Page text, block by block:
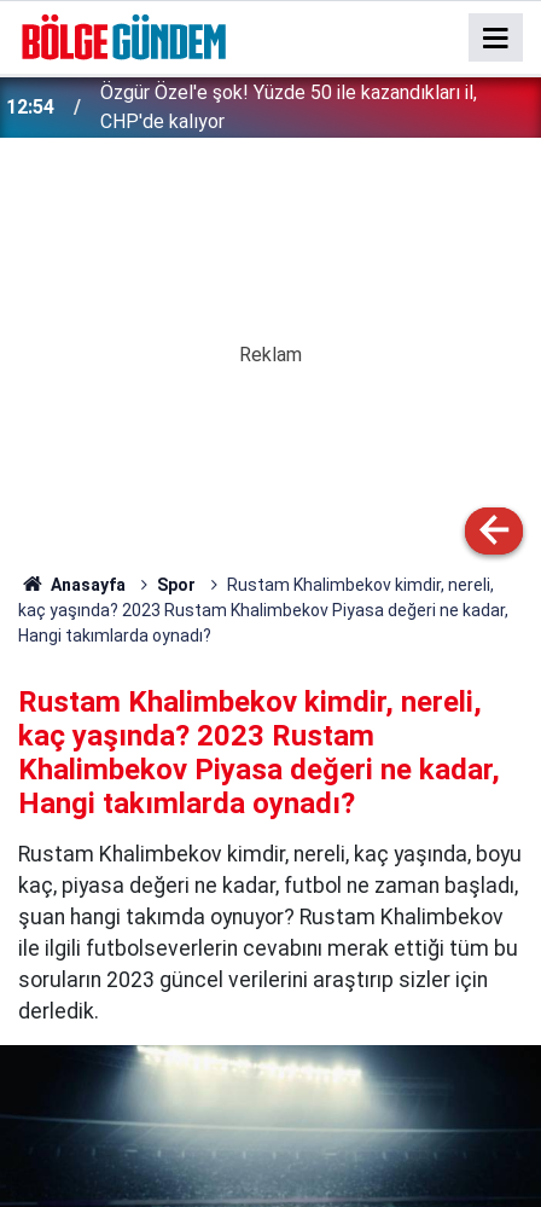
12:54
Özgür Özel'e şok! Yüzde 50 ile kazandıkları il,
CHP'de kalıyor
12:17
Nilda Müge cinayetine ilişkin şok görüntüler ortaya
çıktı!
Anasayfa Spor
Rustam Khalimbekov kimdir, nereli,
kaç yaşında? 2023 Rustam Khalimbekov Piyasa değeri ne kadar,
Hangi takımlarda oynadı?
Rustam Khalimbekov kimdir, nereli,
kaç yaşında? 2023 Rustam
Khalimbekov Piyasa değeri ne kadar,
Hangi takımlarda oynadı?
Rustam Khalimbekov kimdir, nereli, kaç yaşında, boyu
kaç, piyasa değeri ne kadar, futbol ne zaman başladı,
şuan hangi takımda oynuyor? Rustam Khalimbekov
ile ilgili futbolseverlerin cevabını merak ettiği tüm bu
soruların 2023 güncel verilerini araştırıp sizler için
derledik.